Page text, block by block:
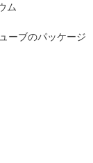
ム
ーブのパッケージ